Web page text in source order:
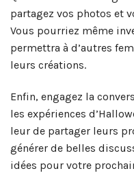
partagez vos photos et
Vous pourriez même
permettra à d’autres
leurs créations.
Enfin, engagez la
les expériences
leur de partager leurs
générer de belles
idées pour votre